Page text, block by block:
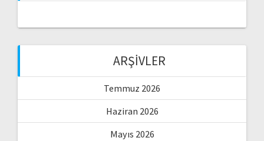
ARŞIVLER
Temmuz 2026
Haziran 2026
Mayıs 2026